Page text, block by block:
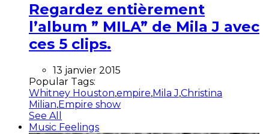
Regardez entièrement
l’album ” MILA” de Mila J avec
ces 5 clips.
13 janvier 2015
Popular Tags:
Whitney Houston,empire,Mila J,Christina
Milian,Empire show
See All
Music Feelings